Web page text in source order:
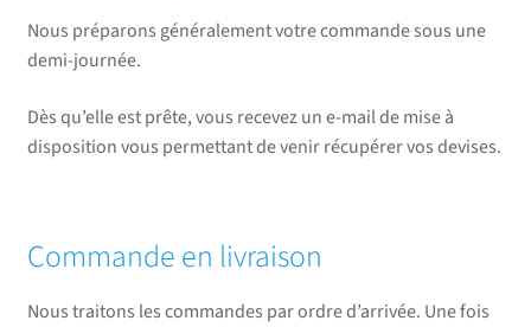
Nous préparons généralement votre commande sous une
demi-journée.
Dès qu’elle est prête, vous recevez un e-mail de mise à
disposition vous permettant de venir récupérer vos devises.
Commande en livraison
Nous traitons les commandes par ordre d’arrivée. Une fois